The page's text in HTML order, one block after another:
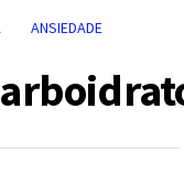
ANSIEDADE